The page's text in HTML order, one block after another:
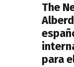
The
para